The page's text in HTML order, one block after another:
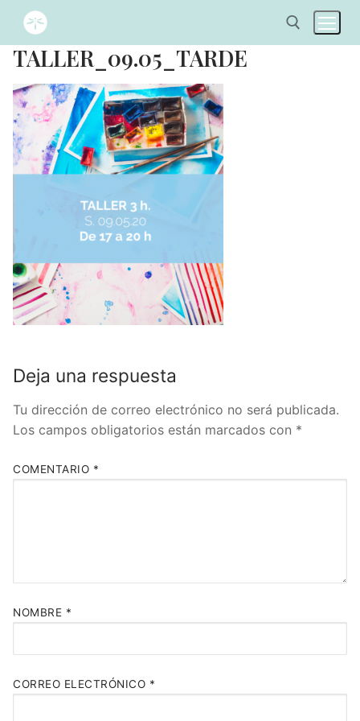
TALLER_09.05_TARDE
Deja una respuesta
Tu dirección de correo electrónico no será publicada.
Los campos obligatorios están marcados con *
COMENTARIO *
NOMBRE *
CORREO ELECTRÓNICO *